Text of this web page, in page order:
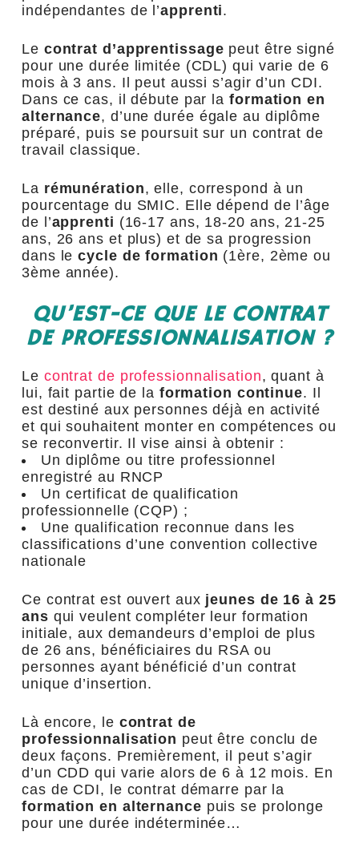
indépendantes de l’apprenti.
Le contrat d’apprentissage peut être signé
pour une durée limitée (CDL) qui varie de 6
mois à 3 ans. Il peut aussi s’agir d’un CDI.
Dans ce cas, il débute par la formation en
alternance, d’une durée égale au diplôme
préparé, puis se poursuit sur un contrat de
travail classique.
La rémunération, elle, correspond à un
pourcentage du SMIC. Elle dépend de l’âge
de l’apprenti (16-17 ans, 18-20 ans, 21-25
ans, 26 ans et plus) et de sa progression
dans lecycle de formation (1ère, 2ème ou
3ème année).
QU’EST-CE QUE LE CONTRAT
DE PROFESSIONNALISATION ?
Le contrat de professionnalisation, quant à
lui, fait partie de la formation continue. Il
est destiné aux personnes déjà en activité
et qui souhaitent monter en compétences ou
se reconvertir. Il vise ainsi à obtenir :
Un diplôme ou titre professionnel
enregistré au RNCP
Un certificat de qualification
professionnelle (CQP) ;
Une qualification reconnue dans les
classifications d’une convention collective
nationale
Ce contrat est ouvert aux jeunes de 16 à 25
ans qui veulent compléter leur formation
initiale, aux demandeurs d’emploi de plus
de 26 ans, bénéficiaires du RSA ou
personnes ayant bénéficié d’un contrat
unique d’insertion.
Là encore, le contrat de
professionnalisation peut être conclu de
deux façons. Premièrement, il peut s’agir
d’un CDD qui varie alors de 6 à 12 mois. En
cas de CDI, le contrat démarre par la
formation en alternance puis se prolonge
pour une durée indéterminée…